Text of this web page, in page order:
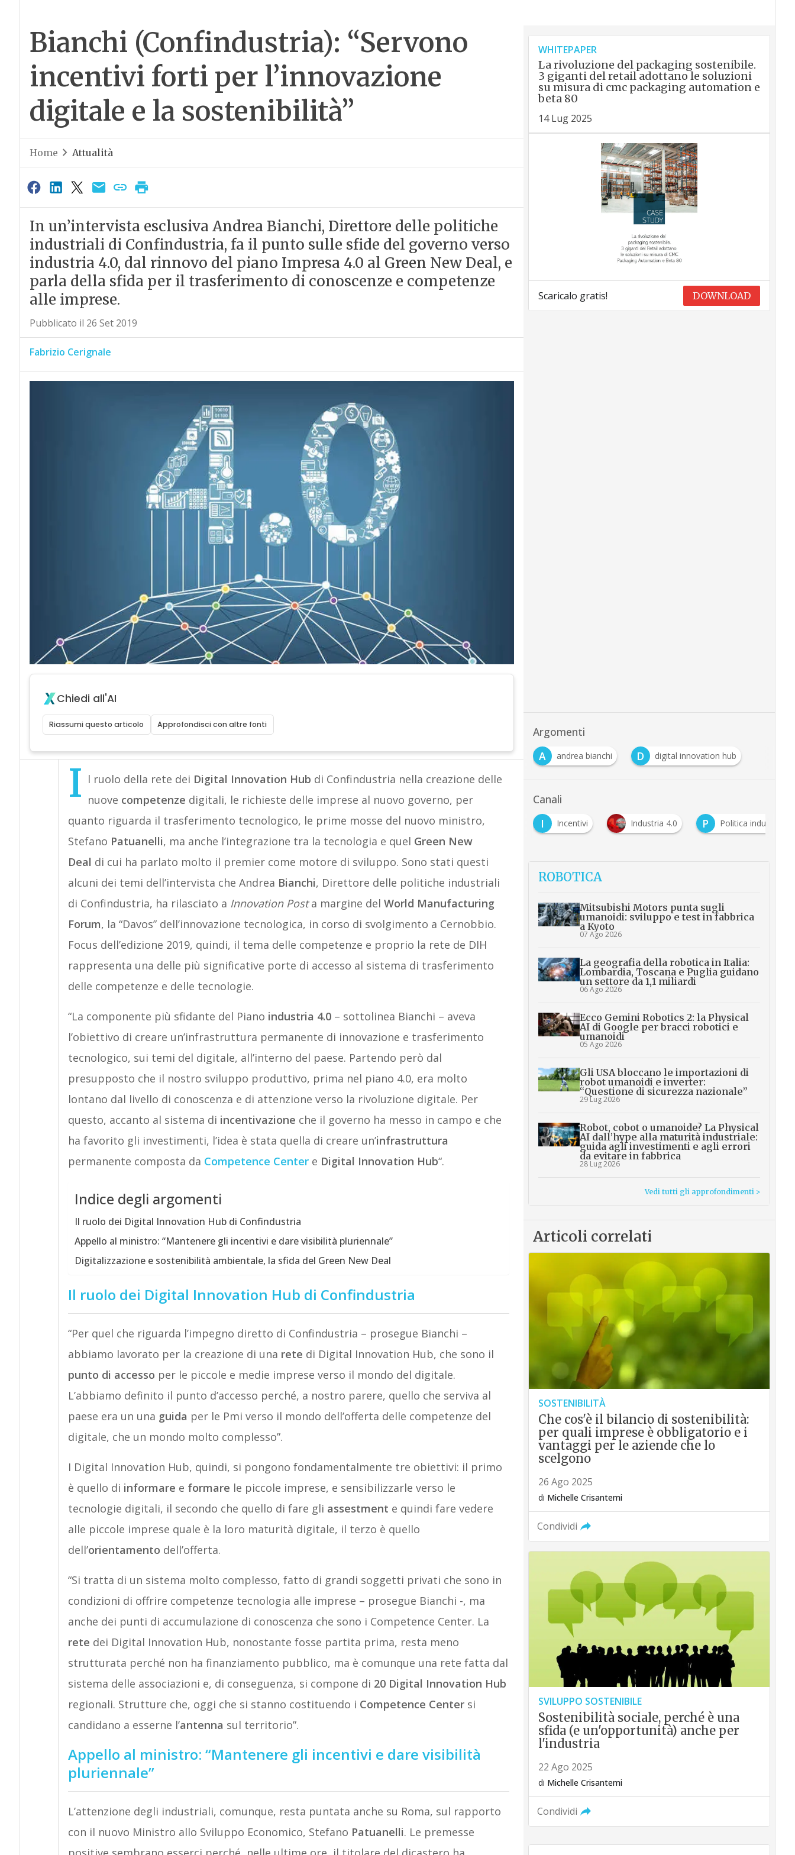
Bianchi (Confindustria): “Servono
incentivi forti per l’innovazione
digitale e la sostenibilità”
Home Attualità
In un’intervista esclusiva Andrea Bianchi, Direttore delle politiche
industriali di Confindustria, fa il punto sulle sfide del governo verso
industria 4.0, dal rinnovo del piano Impresa 4.0 al Green New Deal, e
parla della sfida per il trasferimento di conoscenze e competenze
alle imprese.
Pubblicato il 26 Set 2019
Fabrizio Cerignale
Chiedi all'AI
Riassumi questo articolo Approfondisci con altre fonti
I l ruolo della rete dei Digital Innovation Hub di Confindustria nella creazione delle
nuove competenze digitali, le richieste delle imprese al nuovo governo, per
quanto riguarda il trasferimento tecnologico, le prime mosse del nuovo ministro,
Stefano Patuanelli, ma anche l’integrazione tra la tecnologia e quel Green New
Deal di cui ha parlato molto il premier come motore di sviluppo. Sono stati questi
alcuni dei temi dell’intervista che Andrea Bianchi, Direttore delle politiche industriali
di Confindustria, ha rilasciato a Innovation Posta margine del World Manufacturing
Forum, la “Davos” dell’innovazione tecnologica, in corso di svolgimento a Cernobbio.
Focus dell’edizione 2019, quindi, il tema delle competenze e proprio la rete de DIH
rappresenta una delle più significative porte di accesso al sistema di trasferimento
delle competenze e delle tecnologie.
“La componente più sfidante del Piano industria 4.0– sottolinea Bianchi – aveva
l’obiettivo di creare un’infrastruttura permanente di innovazione e trasferimento
tecnologico, sui temi del digitale, all’interno del paese. Partendo però dal
presupposto che il nostro sviluppo produttivo, prima nel piano 4.0, era molto
lontano dal livello di conoscenza e di attenzione verso la rivoluzione digitale. Per
questo, accanto al sistema di incentivazione che il governo ha messo in campo e che
ha favorito gli investimenti, l’idea è stata quella di creare un’infrastruttura
permanente composta da Competence Centere Digital Innovation Hub“.
Indice degli argomenti
Il ruolo dei Digital Innovation Hub di Confindustria
Appello al ministro: “Mantenere gli incentivi e dare visibilità pluriennale”
Digitalizzazione e sostenibilità ambientale, la sfida del Green New Deal
Il ruolo dei Digital Innovation Hub di Confindustria
“Per quel che riguarda l’impegno diretto di Confindustria – prosegue Bianchi –
abbiamo lavorato per la creazione di una rete di Digital Innovation Hub, che sono il
punto di accesso per le piccole e medie imprese verso il mondo del digitale.
L’abbiamo definito il punto d’accesso perché, a nostro parere, quello che serviva al
paese era un una guida per le Pmi verso il mondo dell’offerta delle competenze del
digitale, che un mondo molto complesso”.
I Digital Innovation Hub, quindi, si pongono fondamentalmente tre obiettivi: il primo
è quello di informare e formare le piccole imprese, e sensibilizzarle verso le
tecnologie digitali, il secondo che quello di fare gli assestment e quindi fare vedere
alle piccole imprese quale è la loro maturità digitale, il terzo è quello
dell’orientamento dell’offerta.
“Si tratta di un sistema molto complesso, fatto di grandi soggetti privati che sono in
condizioni di offrire competenze tecnologia alle imprese – prosegue Bianchi -, ma
anche dei punti di accumulazione di conoscenza che sono i Competence Center. La
rete dei Digital Innovation Hub, nonostante fosse partita prima, resta meno
strutturata perché non ha finanziamento pubblico, ma è comunque una rete fatta dal
sistema delle associazioni e, di conseguenza, si compone di 20 Digital Innovation Hub
regionali. Strutture che, oggi che si stanno costituendo i Competence Centersi
candidano a esserne l’antenna sul territorio”.
Appello al ministro: “Mantenere gli incentivi e dare visibilità
pluriennale”
L’attenzione degli industriali, comunque, resta puntata anche su Roma, sul rapporto
con il nuovo Ministro allo Sviluppo Economico, Stefano Patuanelli. Le premesse
WHITEPAPER
La rivoluzione del packaging sostenibile.
3 giganti del retail adottano le soluzioni
su misura di cmc packaging automation e
beta 80
14 Lug 2025
Scaricalo gratis! DOWNLOAD
Argomenti
A
andrea bianchi D digital innovation hub
Canali
A
Attualità I Incentivi Industria 4.0 P Politica industriale
ROBOTICA
Mitsubishi Motors punta sugli
umanoidi: sviluppo e test in fabbrica
a Kyoto
07 Ago 2026
La geografia della robotica in Italia:
Lombardia, Toscana e Puglia guidano
un settore da 1,1 miliardi
06 Ago 2026
Ecco Gemini Robotics 2: la Physical
AI di Google per bracci robotici e
umanoidi
05 Ago 2026
Gli USA bloccano le importazioni di
robot umanoidi e inverter:
“Questione di sicurezza nazionale”
29 Lug 2026
Robot, cobot o umanoide? La Physical
AI dall’hype alla maturità industriale:
guida agli investimenti e agli errori
da evitare in fabbrica
28 Lug 2026
Vedi tutti gli approfondimenti >
Articoli correlati
SOSTENIBILITÀ
Che cos'è il bilancio di sostenibilità:
per quali imprese è obbligatorio e i
vantaggi per le aziende che lo
scelgono
26 Ago 2025
di Michelle Crisantemi
Condividi
SVILUPPO SOSTENIBILE
Sostenibilità sociale, perché è una
sfida (e un'opportunità) anche per
l'industria
22 Ago 2025
di Michelle Crisantemi
Condividi